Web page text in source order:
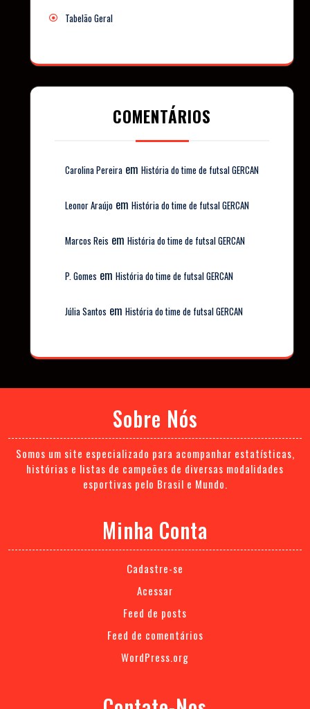
Tabelão Geral
COMENTÁRIOS
Carolina Pereira em História do time de futsal GERCAN
Leonor Araújo em História do time de futsal GERCAN
Marcos Reis em História do time de futsal GERCAN
P. Gomes em História do time de futsal GERCAN
Júlia Santos em História do time de futsal GERCAN
Sobre Nós
Somos um site especializado para acompanhar estatísticas,
histórias e listas de campeões de diversas modalidades
esportivas pelo Brasil e Mundo.
Minha Conta
Cadastre-se
Acessar
Feed de posts
Feed de comentários
WordPress.org